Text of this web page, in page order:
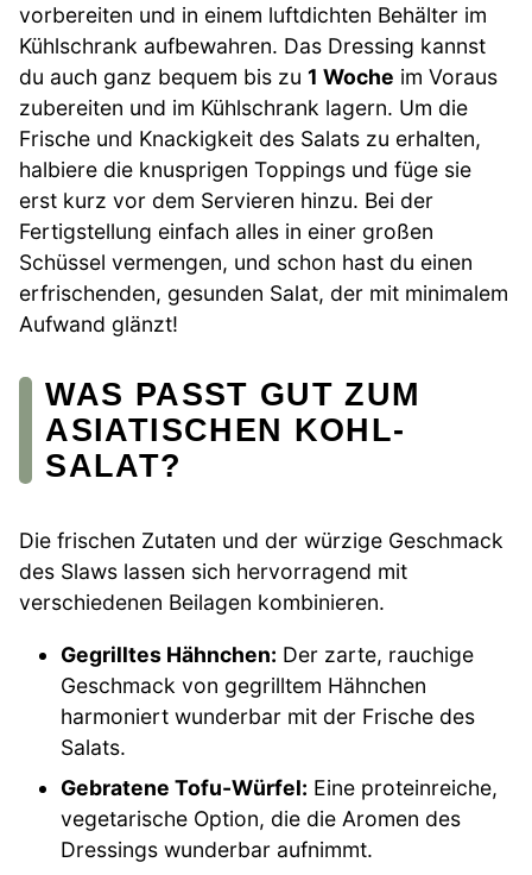
vorbereiten und in einem luftdichten Behälter im
Kühlschrank aufbewahren. Das Dressing kannst
du auch ganz bequem bis zu 1 Woche im Voraus
zubereiten und im Kühlschrank lagern. Um die
Frische und Knackigkeit des Salats zu erhalten,
halbiere die knusprigen Toppings und füge sie
erst kurz vor dem Servieren hinzu. Bei der
Fertigstellung einfach alles in einer großen
Schüssel vermengen, und schon hast du einen
erfrischenden, gesunden Salat, der mit minimalem
Aufwand glänzt!
WAS PASST GUT ZUM
ASIATISCHEN KOHL-
SALAT?
Die frischen Zutaten und der würzige Geschmack
des Slaws lassen sich hervorragend mit
verschiedenen Beilagen kombinieren.
Gegrilltes Hähnchen: Der zarte, rauchige
Geschmack von gegrilltem Hähnchen
harmoniert wunderbar mit der Frische des
Salats.
Gebratene Tofu-Würfel: Eine proteinreiche,
vegetarische Option, die die Aromen des
Dressings wunderbar aufnimmt.